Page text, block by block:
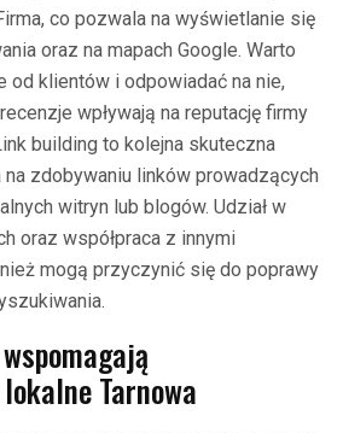
co pozwala na wyświetlanie się
oraz na mapach Google. Warto
od klientów i odpowiadać na nie,
wpływają na reputację firmy
building to kolejna skuteczna
zdobywaniu linków prowadzących
witryn lub blogów. Udział w
oraz współpraca z innymi
mogą przyczynić się do poprawy
Tarnowa